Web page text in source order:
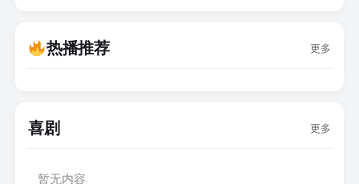
热播推荐 更多
喜剧 更多
暂无内容